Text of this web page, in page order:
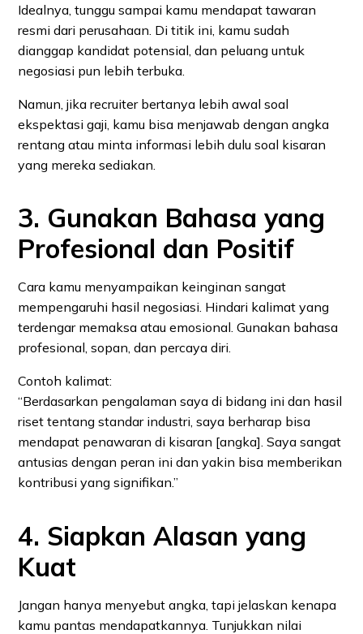
Idealnya, tunggu sampai kamu mendapat tawaran
resmi dari perusahaan. Di titik ini, kamu sudah
dianggap kandidat potensial, dan peluang untuk
negosiasi pun lebih terbuka.
Namun, jika recruiter bertanya lebih awal soal
ekspektasi gaji, kamu bisa menjawab dengan angka
rentang atau minta informasi lebih dulu soal kisaran
yang mereka sediakan.
3. Gunakan Bahasa yang
Profesional dan Positif
Cara kamu menyampaikan keinginan sangat
mempengaruhi hasil negosiasi. Hindari kalimat yang
terdengar memaksa atau emosional. Gunakan bahasa
profesional, sopan, dan percaya diri.
Contoh kalimat:
“Berdasarkan pengalaman saya di bidang ini dan hasil
riset tentang standar industri, saya berharap bisa
mendapat penawaran di kisaran [angka]. Saya sangat
antusias dengan peran ini dan yakin bisa memberikan
kontribusi yang signifikan.”
4. Siapkan Alasan yang
Kuat
Jangan hanya menyebut angka, tapi jelaskan kenapa
kamu pantas mendapatkannya. Tunjukkan nilai